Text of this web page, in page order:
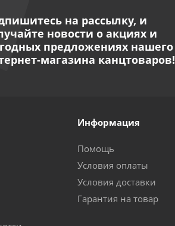
на рассылку, и
новости о акциях и
предложениях нашего
магазина канцтоваров!
Информация
Помощь
Условия оплаты
Условия доставки
Гарантия на товар